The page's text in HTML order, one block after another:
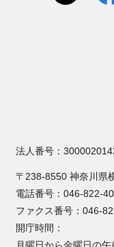
法人番号：
〒238-8550 神奈川県
電話番号：046-822-
ファクス番号：046-
開庁時間：